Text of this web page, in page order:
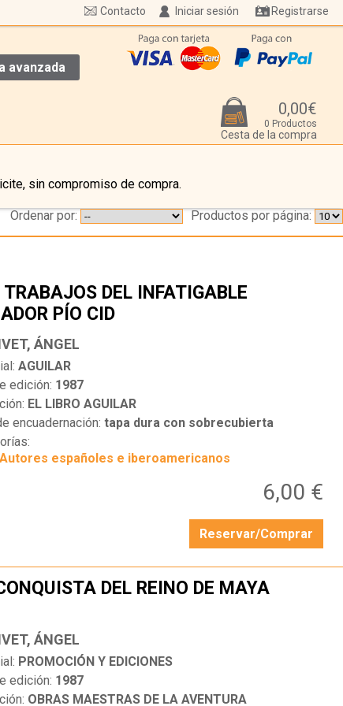
Iniciar sesión Registrarse
Contacto
avanzada
0,00€
0 Productos
Cesta de la compra
sin compromiso de compra.
Productos por página:
Ordenar por:
TRABAJOS DEL INFATIGABLE
PÍO CID
ÁNGEL
AGUILAR
edición: 1987
EL LIBRO AGUILAR
encuadernación: tapa dura con sobrecubierta
Autores españoles e iberoamericanos
6,00 €
Reservar/Comprar
DEL REINO DE MAYA
ÁNGEL
PROMOCIÓN Y EDICIONES
edición: 1987
OBRAS MAESTRAS DE LA AVENTURA